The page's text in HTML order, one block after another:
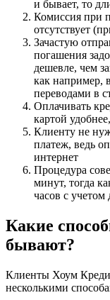
и бывает, то
Комиссия при
отсутствует
Зачастую
погашения
дешевле, чем
как например,
переводами в
Оплачивать
картой
Клиенту не
платеж, ведь
интернет
Процедура
минут, тогда
часов с
Какие
бывают?
Клиенты Хоум
несколькими